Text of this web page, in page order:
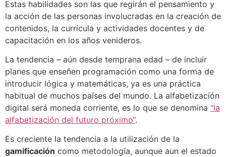
Estas habilidades son las que regirán el pensamiento y
la acción de las personas involucradas en la creación de
contenidos, la currícula y actividades docentes y de
capacitación en los años venideros.
La tendencia – aún desde temprana edad – de incluir
planes que enseñen programación como una forma de
introducir lógica y matemáticas, ya es una práctica
habitual de muchos países del mundo. La alfabetización
digital será moneda corriente, es lo que se denomina “la
alfabetización del futuro próximo”.
Es creciente la tendencia a la utilización de la
gamificación como metodología, aunque aun el estado